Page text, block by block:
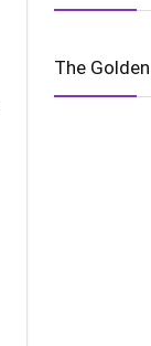
The